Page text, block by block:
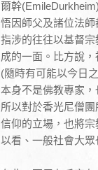
爾幹
悟因師父及諸位法
指涉的往往以基督
成的一面。比方說
(隨時有可能以今日
本身不是佛教專家
所以對於香光尼僧
信仰的立場，也將
以看、一般社會大